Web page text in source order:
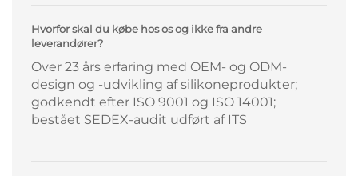
Hvorfor skal du købe hos os og ikke fra andre
leverandører?
Over 23 års erfaring med OEM- og ODM-
design og -udvikling af silikoneprodukter;
godkendt efter ISO 9001 og ISO 14001;
bestået SEDEX-audit udført af ITS